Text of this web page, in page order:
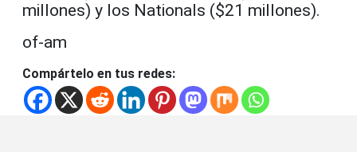
millones) y los Nationals ($21 millones).
of-am
Compártelo en tus redes: